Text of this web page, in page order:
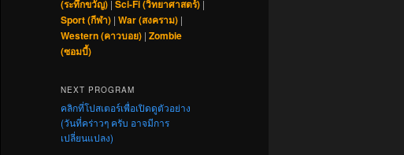
(ระทึกขวัญ) | Sci-Fi (วิทยาศาสตร์) |
Sport (กีฬา) | War (สงคราม) |
Western (คาวบอย) | Zombie
(ซอมบี้)
NEXT PROGRAM
คลิกที่โปสเตอร์เพื่อเปิดดูตัวอย่าง
(วันที่คร่าวๆ ครับ อาจมีการ
เปลี่ยนแปลง)